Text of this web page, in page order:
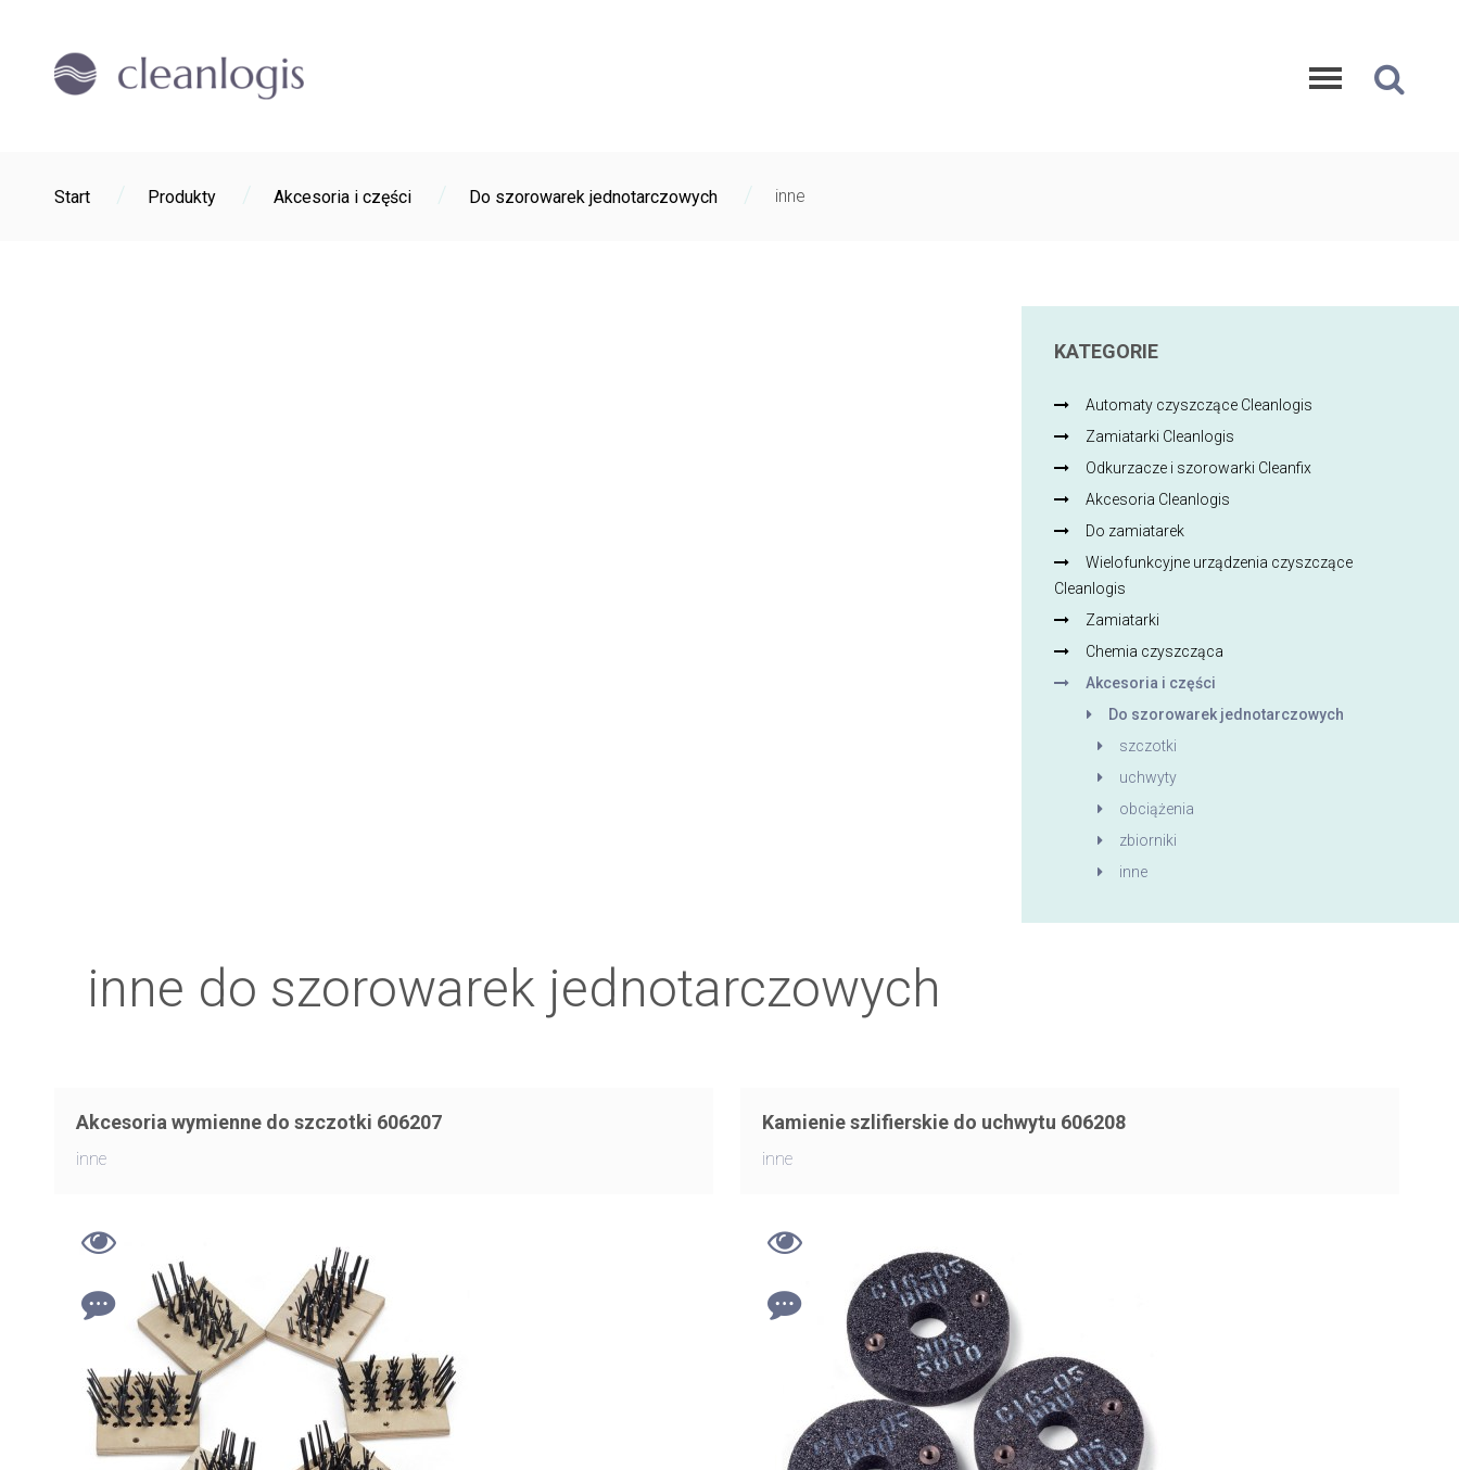
Start / Produkty / Akcesoria i części / Do szorowarek jednotarczowych / inne
KATEGORIE
Automaty czyszczące Cleanlogis
Zamiatarki Cleanlogis
Odkurzacze i szorowarki Cleanfix
Akcesoria Cleanlogis
Do zamiatarek
Wielofunkcyjne urządzenia czyszczące
Cleanlogis
Zamiatarki
Chemia czyszcząca
Akcesoria i części
Do szorowarek jednotarczowych
szczotki
uchwyty
obciążenia
zbiorniki
inne
inne do szorowarek jednotarczowych
Akcesoria wymienne do szczotki 606207
inne
Kamienie szlifierskie do uchwytu 606208
inne